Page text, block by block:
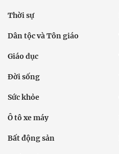
Thời sự
Dân tộc và Tôn giáo
Giáo dục
Đời sống
Sức khỏe
Ô tô xe máy
Bất động sản